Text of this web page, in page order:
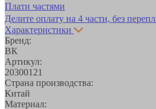
Плати частями
Делите оплату на 4 части, без
Характеристики
Бренд:
ВК
Артикул:
20300121
Страна производства:
Китай
Материал: